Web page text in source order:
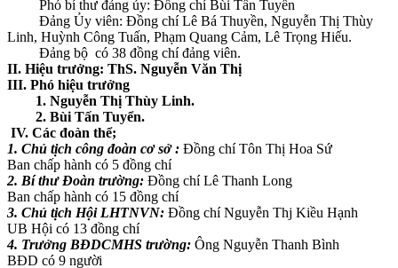
Phó bí thư đảng ủy: Đồng chí Bùi Tấn Tuyển
Đảng Ủy viên: Đồng chí Lê Bá Thuyền, Nguyễn Thị Thùy
Linh, Huỳnh Công Tuấn, Phạm Quang Cảm, Lê Trọng Hiếu.
Đảng bộ có 38 đồng chí đảng viên.
II. Hiệu trưởng: ThS. Nguyễn Văn Thị
III. Phó hiệu trưởng
1. Nguyễn Thị Thùy Linh.
2. Bùi Tấn Tuyển.
IV. Các đoàn thể;
1. Chủ tịch công đoàn cơ sở : Đồng chí Tôn Thị Hoa Sứ
Ban chấp hành có 5 đồng chí
2. Bí thư Đoàn trường: Đồng chí Lê Thanh Long
Ban chấp hành có 15 đồng chí
3. Chủ tịch Hội LHTNVN: Đồng chí Nguyễn Thj Kiều Hạnh
UB Hội có 13 đồng chí
4. Trưởng BĐDCMHS trường: Ông Nguyễn Thanh Bình
BĐD có 9 người